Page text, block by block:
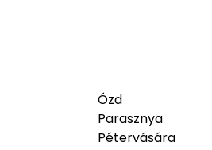
Ózd
Parasznya
Pétervására